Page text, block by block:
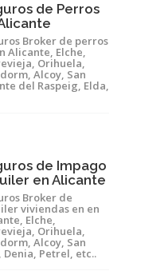
de Perros
Broker de perros
Alicante, Elche,
Orihuela,
Alcoy, San
del Raspeig, Elda,
de Impago
en Alicante
Broker de
viviendas en en
Elche,
Orihuela,
Alcoy, San
Denia, Petrel, etc..